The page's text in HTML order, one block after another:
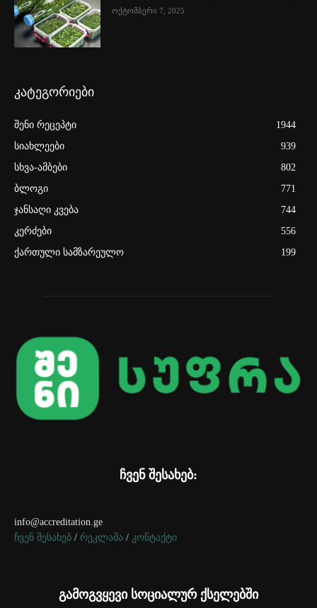
ოქტომბერი 7, 2025
კატეგორიები
შენი რეცეპტი
1944
სიახლეები
939
სხვა-ამბები
802
ბლოგი
771
ჯანსაღი კვება
744
კერძები
556
ქართული სამზარეულო
199
ჩვენ შესახებ:
info@accreditation.ge
ჩვენ შესახებ / რეკლამა / კონტაქტი
გამოგვყევი სოციალურ ქსელებში